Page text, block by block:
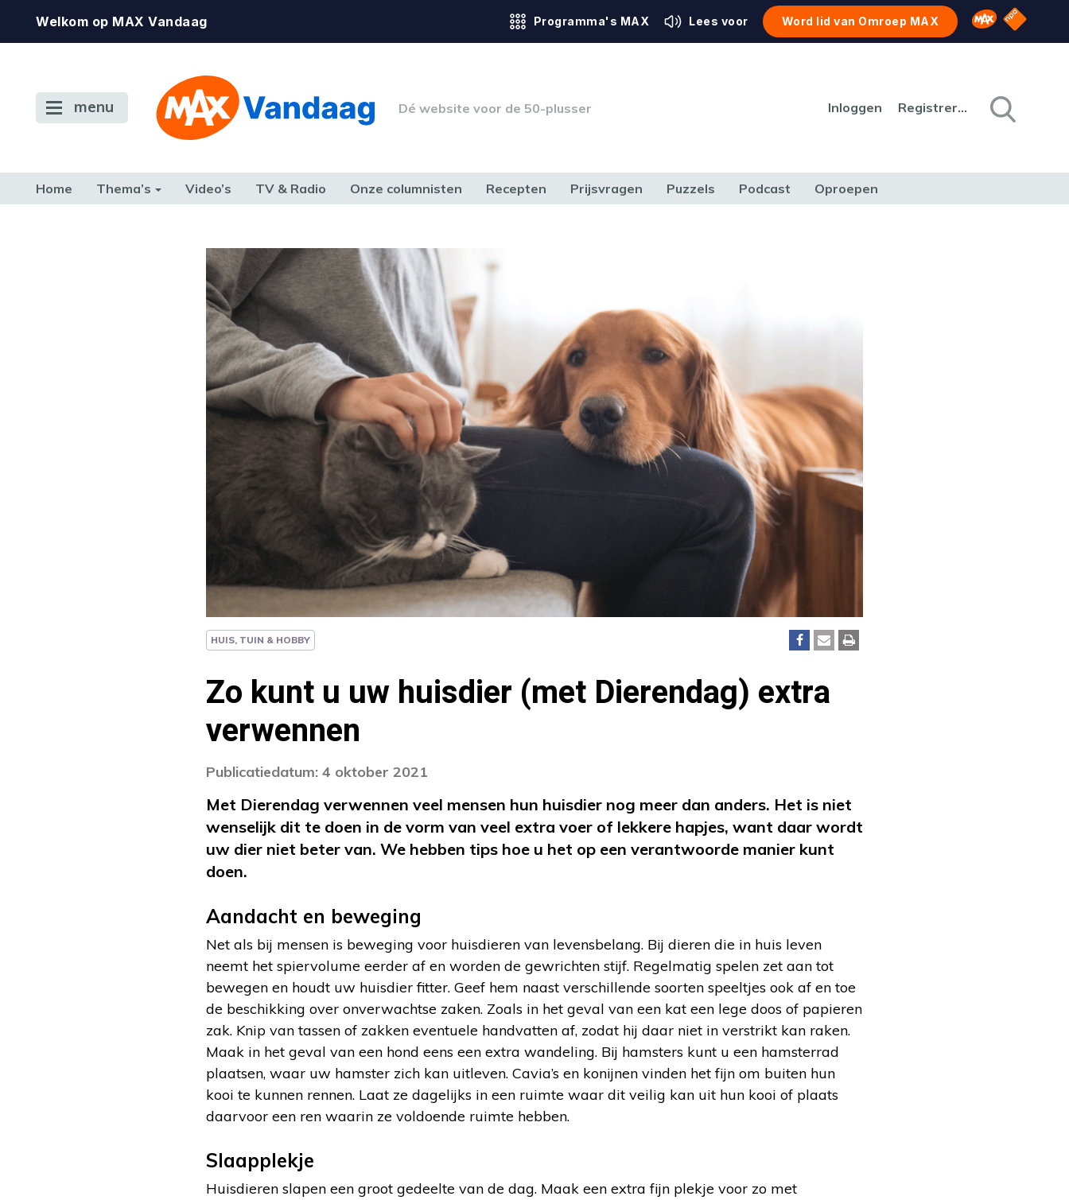
Welkom op MAX Vandaag Programma's MAX Lees voor Word lid van Omroep MAX Omroep MAX
NPO
menu Dé website voor de 50-plusser Inloggen Registreren
Home Thema’s Video’s TV & Radio Onze columnisten Recepten Prijsvragen Puzzels Podcast Oproepen
HUIS, TUIN & HOBBY
Zo kunt u uw huisdier (met Dierendag) extra
verwennen
Publicatiedatum: 4 oktober 2021
Met Dierendag verwennen veel mensen hun huisdier nog meer dan anders. Het is niet
wenselijk dit te doen in de vorm van veel extra voer of lekkere hapjes, want daar wordt
uw dier niet beter van. We hebben tips hoe u het op een verantwoorde manier kunt
doen.
Aandacht en beweging
Net als bij mensen is beweging voor huisdieren van levensbelang. Bij dieren die in huis leven
neemt het spiervolume eerder af en worden de gewrichten stijf. Regelmatig spelen zet aan tot
bewegen en houdt uw huisdier fitter. Geef hem naast verschillende soorten speeltjes ook af en toe
de beschikking over onverwachtse zaken. Zoals in het geval van een kat een lege doos of papieren
zak. Knip van tassen of zakken eventuele handvatten af, zodat hij daar niet in verstrikt kan raken.
Maak in het geval van een hond eens een extra wandeling. Bij hamsters kunt u een hamsterrad
plaatsen, waar uw hamster zich kan uitleven. Cavia’s en konijnen vinden het fijn om buiten hun
kooi te kunnen rennen. Laat ze dagelijks in een ruimte waar dit veilig kan uit hun kooi of plaats
daarvoor een ren waarin ze voldoende ruimte hebben.
Slaapplekje
Huisdieren slapen een groot gedeelte van de dag. Maak een extra fijn plekje voor zo met